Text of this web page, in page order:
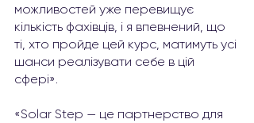
можливостей уже перевищує
кількість фахівців, і я впевнений, що
ті, хто пройде цей курс, матимуть усі
шанси реалізувати себе в цій
сфері».
«Solar Step — це партнерство для